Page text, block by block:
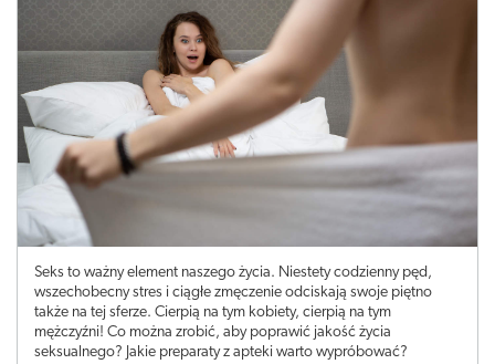
Seks to ważny element naszego życia. Niestety codzienny pęd,
wszechobecny stres i ciągłe zmęczenie odciskają swoje piętno
także na tej sferze. Cierpią na tym kobiety, cierpią na tym
mężczyźni! Co można zrobić, aby poprawić jakość życia
seksualnego? Jakie preparaty z apteki warto wypróbować?